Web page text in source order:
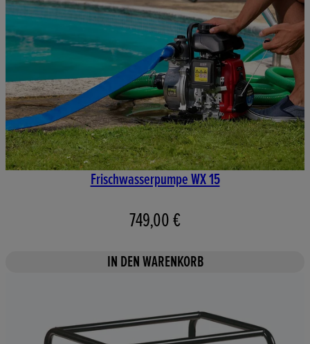
Frischwasserpumpe WX 15
749,00 €
IN DEN WARENKORB